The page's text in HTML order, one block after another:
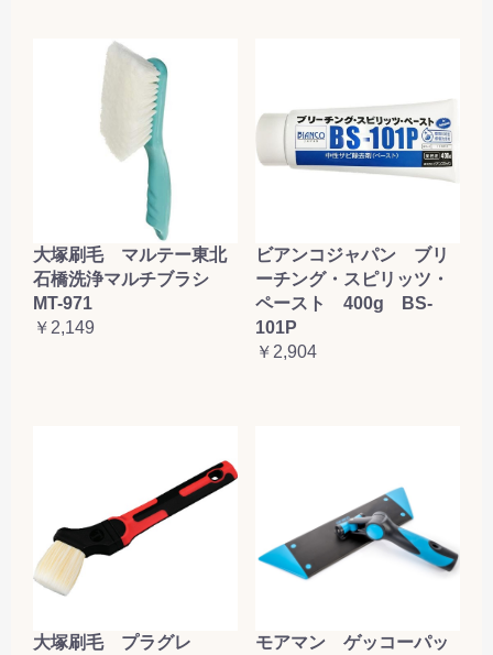
大塚刷毛 マルテー東北
石橋洗浄マルチブラシ
MT-971
￥2,149
ビアンコジャパン ブリ
ーチング・スピリッツ・
ペースト 400g BS-
101P
￥2,904
大塚刷毛 プラグレ
モアマン ゲッコーパッ